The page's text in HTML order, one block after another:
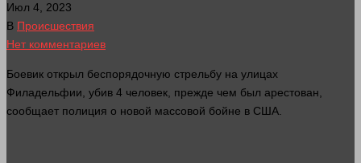
Июл 4, 2023
В Происшествия
Нет комментариев
Боевик открыл беспорядочную стрельбу на улицах
Филадельфии, убив 4 человек , прежде чем был арестован,
сообщает полиция о новой массовой бойне в США.